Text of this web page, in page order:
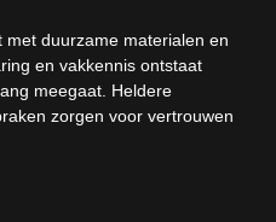
met duurzame materialen en
en vakkennis ontstaat
meegaat. Heldere
zorgen voor vertrouwen